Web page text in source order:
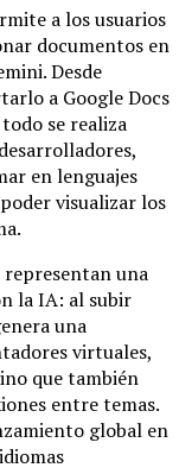
a los usuarios
documentos en
Desde
a Google Docs
se realiza
en lenguajes
visualizar los
representan una
la IA: al subir
una
virtuales,
que también
entre temas.
global en